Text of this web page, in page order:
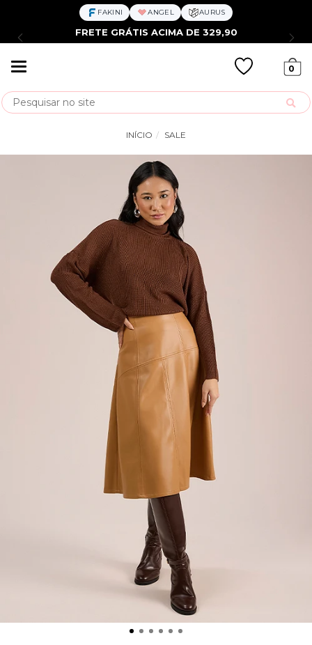
FAKINI ANGEL AURUS
FRETE GRÁTIS ACIMA DE 329,90
0
Busca
INÍCIO SALE